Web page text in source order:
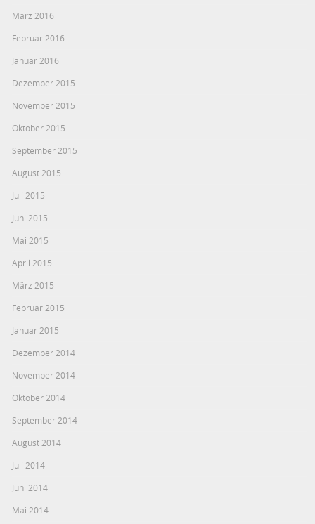
März 2016
Februar 2016
Januar 2016
Dezember 2015
November 2015
Oktober 2015
September 2015
August 2015
Juli 2015
Juni 2015
Mai 2015
April 2015
März 2015
Februar 2015
Januar 2015
Dezember 2014
November 2014
Oktober 2014
September 2014
August 2014
Juli 2014
Juni 2014
Mai 2014